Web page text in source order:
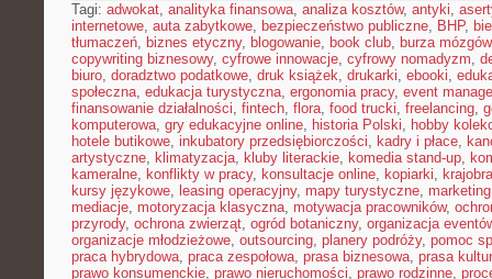
Tagi: adwokat, analityka finansowa, analiza kosztów, antyki,
internetowe, auta zabytkowe, bezpieczeństwo publiczne, BHP,
tłumaczeń, biznes etyczny, blogowanie, book club, burza mózgów
copywriting biznesowy, cyfrowe innowacje, cyfrowy nomadyzm,
biuro, doradztwo podatkowe, druk książek, drukarki, ebooki,
społeczna, edukacja turystyczna, ergonomia pracy, event
finansowanie działalności, fintech, flora, food trucki, freelancing,
komputerowa, gry edukacyjne online, historia Polski, hobby
hotele butikowe, inkubatory przedsiębiorczości, kadry i płace,
artystyczne, klimatyzacja, kluby literackie, komedia stand-up,
kameralne, konflikty w pracy, konsultacje online, kopiarki,
kursy językowe, leasing operacyjny, mapy turystyczne,
mediacje, motoryzacja klasyczna, motywacja pracowników,
przyrody, ochrona zwierząt, ogród botaniczny, organizacja
organizacje młodzieżowe, outsourcing, planery podróży, pomoc
praca hybrydowa, praca zespołowa, prasa biznesowa, prasa
prawo konsumenckie, prawo nieruchomości, prawo rodzinne,